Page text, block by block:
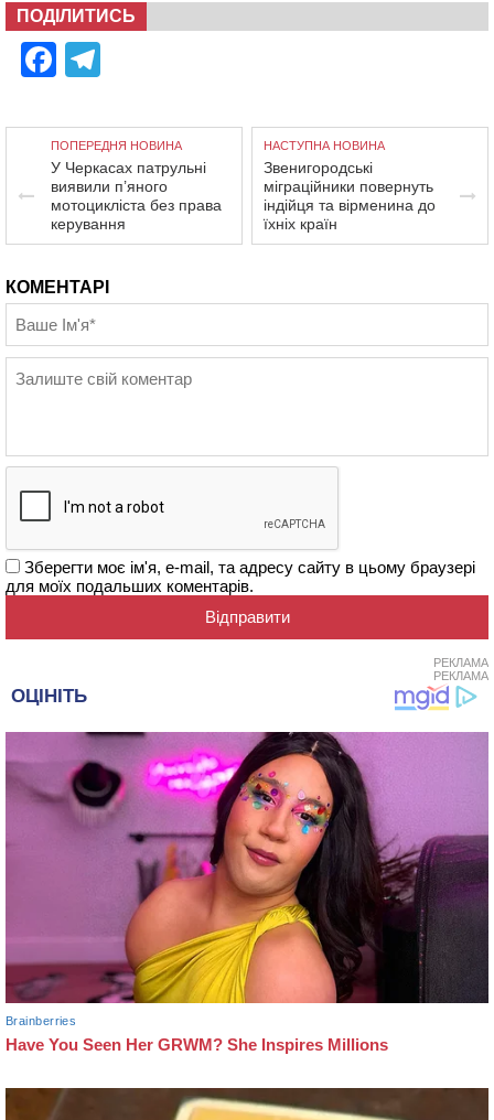
ПОДІЛИТИСЬ
Facebook
ПОПЕРЕДНЯ НОВИНА
У Черкасах патрульні
виявили п’яного
мотоцикліста без права
керування
НАСТУПНА НОВИНА
Звенигородські
міграційники повернуть
індійця та вірменина до
їхніх країн
КОМЕНТАРІ
Зберегти моє ім'я, e-mail, та адресу сайту в цьому браузері
для моїх подальших коментарів.
РЕКЛАМА
РЕКЛАМА